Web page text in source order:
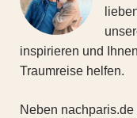
inspirieren und
Traumreise helfen.
Neben